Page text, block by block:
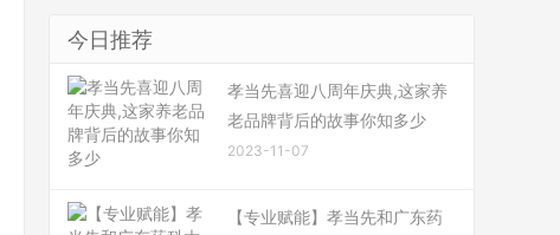
今日推荐
孝当先喜迎八周年庆典,这家养
老品牌背后的故事你知多少
2023-11-07
【专业赋能】孝当先和广东药